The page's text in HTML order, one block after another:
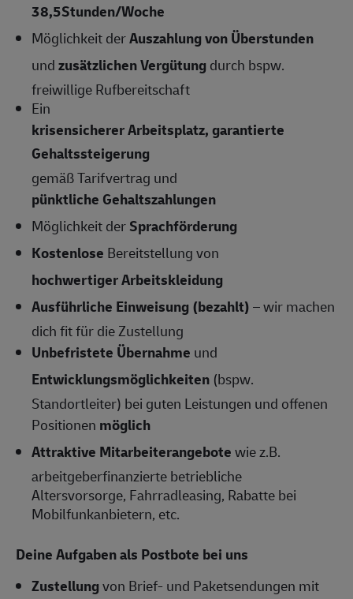
38,5Stunden/Woche
Möglichkeit derAuszahlung von Überstunden
undzusätzlichen Vergütungdurch bspw.
freiwillige Rufbereitschaft
Ein
krisensicherer Arbeitsplatz, garantierte
Gehaltssteigerung
gemäß Tarifvertrag und
pünktliche Gehaltszahlungen
Möglichkeit derSprachförderung
Kostenlose Bereitstellung von
hochwertiger Arbeitskleidung
Ausführliche Einweisung (bezahlt)– wir machen
dich fit für die Zustellung
Unbefristete Übernahme und
Entwicklungsmöglichkeiten (bspw.
Standortleiter) bei guten Leistungen und offenen
Positionen möglich
Attraktive Mitarbeiterangebotewie z.B.
arbeitgeberfinanzierte betriebliche
Altersvorsorge, Fahrradleasing, Rabatte bei
Mobilfunkanbietern, etc.
Deine Aufgaben als Postbote bei uns
Zustellungvon Brief- und Paketsendungen mit